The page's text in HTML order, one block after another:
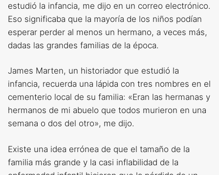
estudió la infancia, me dijo en un correo electrónico.
Eso significaba que la mayoría de los niños podían
esperar perder al menos un hermano, a veces más,
dadas las grandes familias de la época.
James Marten, un historiador que estudió la
infancia, recuerda una lápida con tres nombres en el
cementerio local de su familia: «Eran las hermanas y
hermanos de mi abuelo que todos murieron en una
semana o dos del otro», me dijo.
Existe una idea errónea de que el tamaño de la
familia más grande y la casi inflabilidad de la